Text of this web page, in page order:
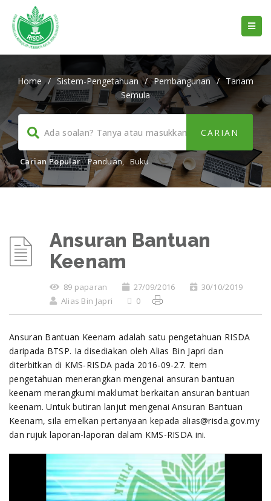
Home / Sistem-Pengetahuan / Pembangunan / Tanam
Semula
Carian Popular Panduan, Buku
Ansuran Bantuan
Keenam
89 paparan 27/09/2016
30/10/2019
Alias Bin Japri
0
Ansuran Bantuan Keenam adalah satu pengetahuan RISDA
daripada BTSP. Ia disediakan oleh Alias Bin Japri dan
diterbitkan di KMS-RISDA pada 2016-09-27. Item
pengetahuan menerangkan mengenai ansuran bantuan
keenam merangkumi maklumat berkaitan ansuran bantuan
keenam. Untuk butiran lanjut mengenai Ansuran Bantuan
Keenam, sila emelkan pertanyaan kepada alias@risda.gov.my
dan rujuk laporan-laporan dalam KMS-RISDA ini.